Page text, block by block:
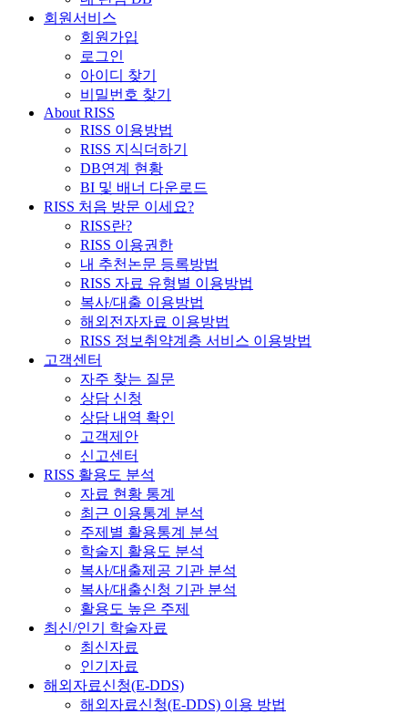
회원서비스
회원가입
로그인
아이디 찾기
비밀번호 찾기
About RISS
RISS 이용방법
RISS 지식더하기
DB연계 현황
BI 및 배너 다운로드
RISS 처음 방문 이세요?
RISS란?
RISS 이용권한
내 추천논문 등록방법
RISS 자료 유형별 이용방법
복사/대출 이용방법
해외전자자료 이용방법
RISS 정보취약계층 서비스 이용방법
고객센터
자주 찾는 질문
상담 신청
상담 내역 확인
고객제안
신고센터
RISS 활용도 분석
자료 현황 통계
최근 이용통계 분석
주제별 활용통계 분석
학술지 활용도 분석
복사/대출제공 기관 분석
복사/대출신청 기관 분석
활용도 높은 주제
최신/인기 학술자료
최신자료
인기자료
해외자료신청(E-DDS)
해외자료신청(E-DDS) 이용 방법